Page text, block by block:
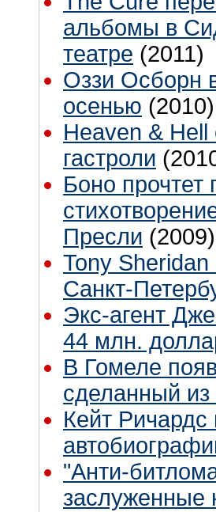
альбомы в
театре (2011)
Оззи Осборн
осенью (2010)
Heaven &
гастроли
Боно прочтет
Пресли (2009)
Tony Sheridan
Санкт-
Экс-агент
44 млн.
В Гомеле
сделанный
Кейт Ричардс
"Анти-
заслуженные